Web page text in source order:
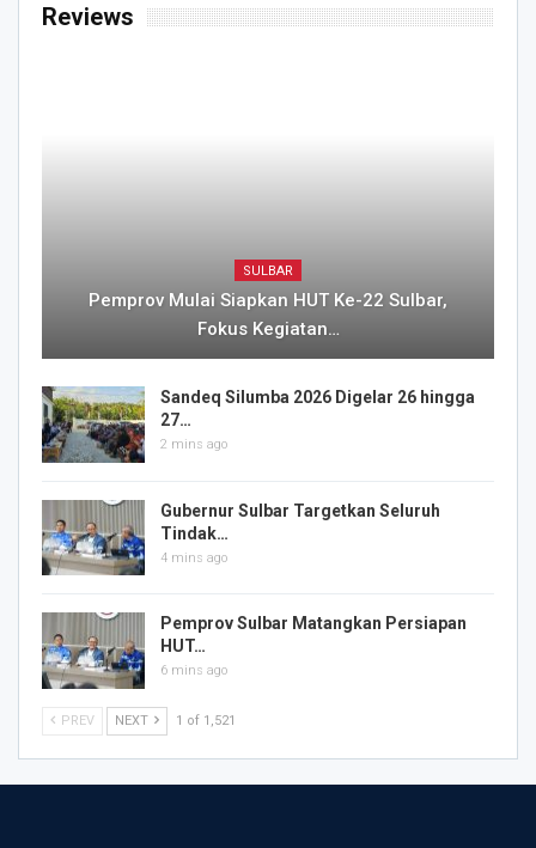
Reviews
SULBAR
Pemprov Mulai Siapkan HUT Ke-22 Sulbar,
Fokus Kegiatan…
Sandeq Silumba 2026 Digelar 26 hingga
27…
2 mins ago
Gubernur Sulbar Targetkan Seluruh
Tindak…
4 mins ago
Pemprov Sulbar Matangkan Persiapan
HUT…
6 mins ago
PREV NEXT 1 of 1,521